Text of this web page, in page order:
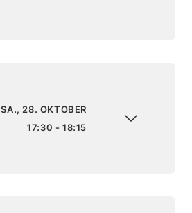
SA., 28. OKTOBER
17:30 - 18:15